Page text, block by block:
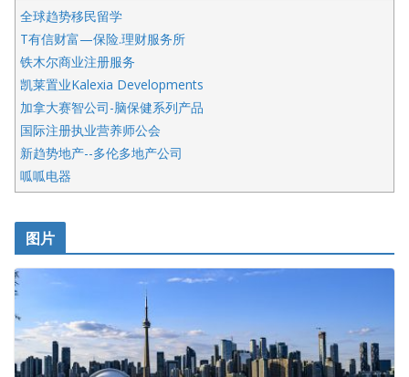
全球趋势移民留学
T有信财富—保险.理财服务所
铁木尔商业注册服务
凯莱置业Kalexia Developments
加拿大赛智公司-脑保健系列产品
国际注册执业营养师公会
新趋势地产--多伦多地产公司
呱呱电器
开明车行KS CAR SALES & SERVICE
皇后金融集团
铁木尔商业注册服务
图片